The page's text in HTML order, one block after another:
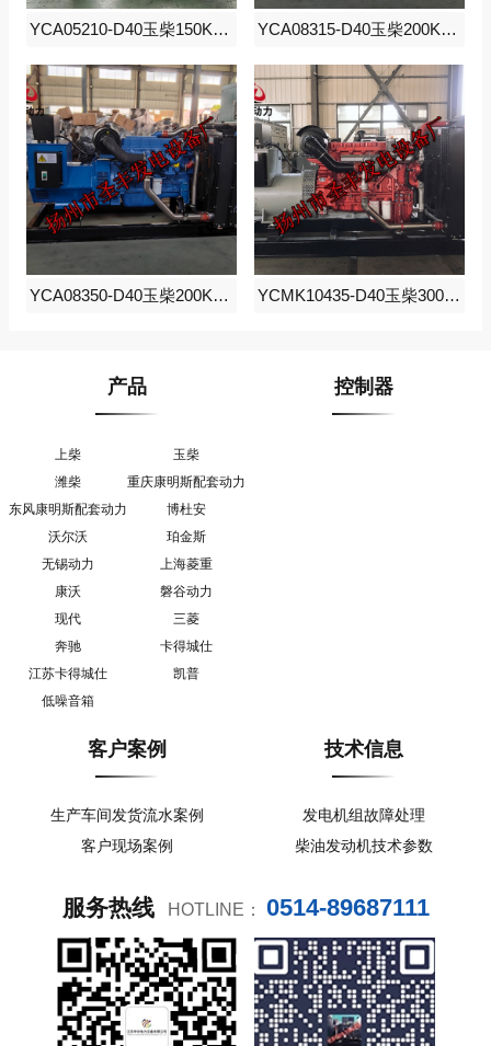
YCA05210-D40玉柴150KW柴油发电机组 YCA08315-D40玉柴200KW柴油发电机组
YCA08350-D40玉柴200KW柴油发电机组 YCMK10435-D40玉柴300KW柴油发电机组
产品
上柴
玉柴
潍柴
重庆康明斯配套动力
东风康明斯配套动力
博杜安
沃尔沃
珀金斯
无锡动力
上海菱重
康沃
磐谷动力
现代
三菱
奔驰
卡得城仕
江苏卡得城仕
凯普
低噪音箱
控制器
客户案例
生产车间发货流水案例
客户现场案例
技术信息
发电机组故障处理
柴油发动机技术参数
服务热线 HOTLINE： 0514-89687111